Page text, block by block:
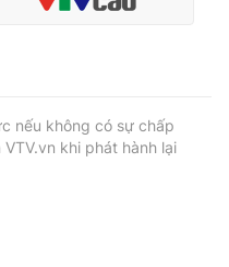
nếu không có sự chấp
khi phát hành lại